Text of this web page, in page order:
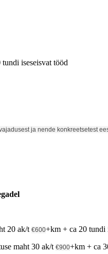
iseseisvat tööd
ja nende konkreetsetest
20 ak/t €600+km + ca 20 tundi
maht 30 ak/t €900+km + ca